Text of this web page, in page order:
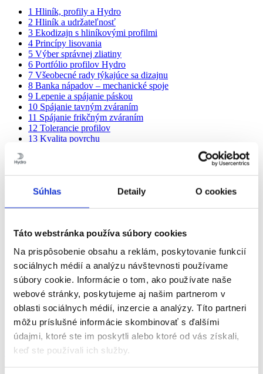
Súhlas Detaily O cookies
Táto webstránka používa súbory cookies
Na prispôsobenie obsahu a reklám, poskytovanie funkcií
sociálnych médií a analýzu návštevnosti používame
súbory cookie. Informácie o tom, ako používate naše
webové stránky, poskytujeme aj našim partnerom v
oblasti sociálnych médií, inzercie a analýzy. Títo partneri
môžu príslušné informácie skombinovať s ďalšími
údajmi, ktoré ste im poskytli alebo ktoré od vás získali,
keď ste používali ich služby.
1 Hliník, profily a Hydro
2 Hliník a udržateľnosť
3 Ekodizajn s hliníkovými profilmi
4 Princípy lisovania
5 Výber správnej zliatiny
6 Portfólio profilov Hydro
7 Všeobecné rady týkajúce sa dizajnu
8 Banka nápadov – mechanické spoje
9 Lepenie a spájanie páskou
10 Spájanie tavným zváraním
11 Spájanie frikčným zváraním
12 Tolerancie profilov
13 Kvalita povrchu
zliatin
16.5Hliník a zásadité stavebné materiály
16.7Hliník a nečistoty
16.8Hliník a spojovacie prvky
16.9 Stručný sprievodca výberom spojovacích
16.10Kontrolný zoznam v rámci korózie
17 Ekonomická stránka
18 Banky znalostí a zdieľanie
Konštrukčné výpočty
Obsah